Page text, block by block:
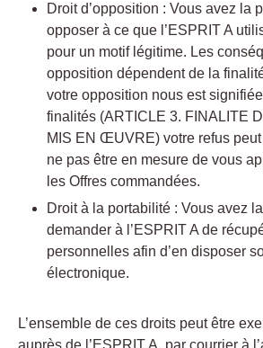
Droit d’opposition : Vous avez la
opposer à ce que l’ESPRIT A
pour un motif légitime. Les
opposition dépendent de la
votre opposition nous est
finalités (ARTICLE 3. FINALITE
MIS EN ŒUVRE) votre refus
ne pas être en mesure de vous
les Offres commandées.
Droit à la portabilité : Vous avez
demander à l’ESPRIT A de
personnelles afin d’en disposer
électronique.
L’ensemble de ces droits peut être